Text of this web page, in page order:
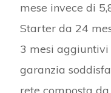
mese invece di
Starter da 24
3 mesi aggiuntivi
garanzia